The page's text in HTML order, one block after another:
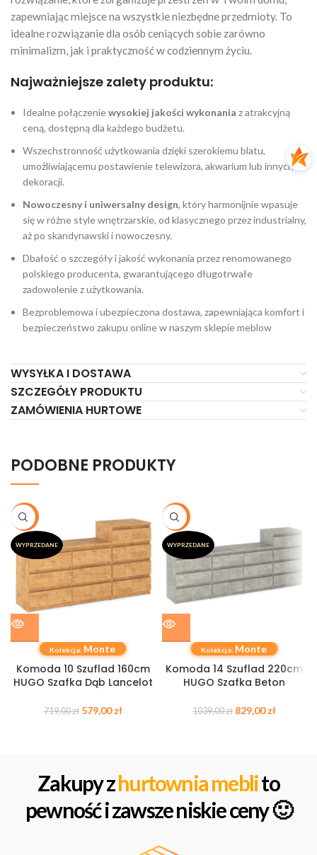
zapewniając miejsce na wszystkie niezbędne przedmioty. To
idealne rozwiązanie dla osób ceniących sobie zarówno
minimalizm, jak i praktyczność w codziennym życiu.
Najważniejsze zalety produktu:
Idealne połączeniewysokiej jakości wykonania z atrakcyjną
ceną, dostępną dla każdego budżetu.
Wszechstronność użytkowania dzięki szerokiemu blatu,
umożliwiającemu postawienie telewizora, akwarium lub innych
dekoracji.
Nowoczesny i uniwersalny design, który harmonijnie wpasuje
się w różne style wnętrzarskie, od klasycznego przez industrialny,
aż po skandynawski i nowoczesny.
Dbałość o szczegóły i jakość wykonania przez renomowanego
polskiego producenta, gwarantującego długotrwałe
zadowolenie z użytkowania.
Bezproblemowa i ubezpieczona dostawa, zapewniająca komfort i
bezpieczeństwo zakupu online w naszym sklepie meblow
WYSYŁKA I DOSTAWA
SZCZEGÓŁY PRODUKTU
ZAMÓWIENIA HURTOWE
PODOBNE PRODUKTY
-19%
WYPRZEDANE
Kolekcja: Monte
Komoda 10 Szuflad 160cm
HUGO Szafka Dąb Lancelot
719,00zł 579,00zł
-20%
WYPRZEDANE
Kolekcja: Monte
Komoda 14 Szuflad 220cm
HUGO Szafka Beton
1039,00zł 829,00zł
Zakupy zhurtownia meblito
pewność i zawsze niskie ceny 🙂